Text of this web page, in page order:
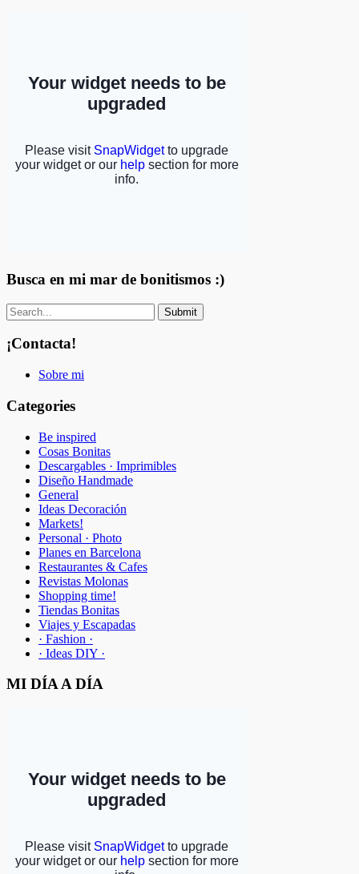
Busca en mi mar de bonitismos :)
¡Contacta!
Sobre mi
Categories
Be inspired
Cosas Bonitas
Descargables · Imprimibles
Diseño Handmade
General
Ideas Decoración
Markets!
Personal · Photo
Planes en Barcelona
Restaurantes & Cafes
Revistas Molonas
Shopping time!
Tiendas Bonitas
Viajes y Escapadas
· Fashion ·
· Ideas DIY ·
MI DÍA A DÍA